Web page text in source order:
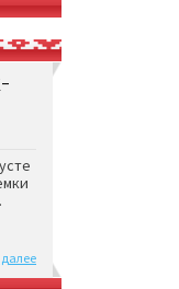
далее